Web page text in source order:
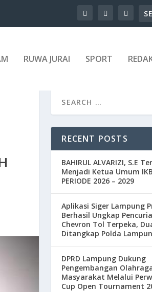
RUWA JURAI SPORT
RECENT POSTS
BAHIRUL ALVARIZI, S.E
Menjadi Ketua Umum
PERIODE 2026 – 2029
Aplikasi Siger Lampung
Berhasil Ungkap
Chevron Tol Terpeka,
Ditangkap Polda
DPRD Lampung Dukung
Pengembangan
Masyarakat Melalui
Cup Open Tournament